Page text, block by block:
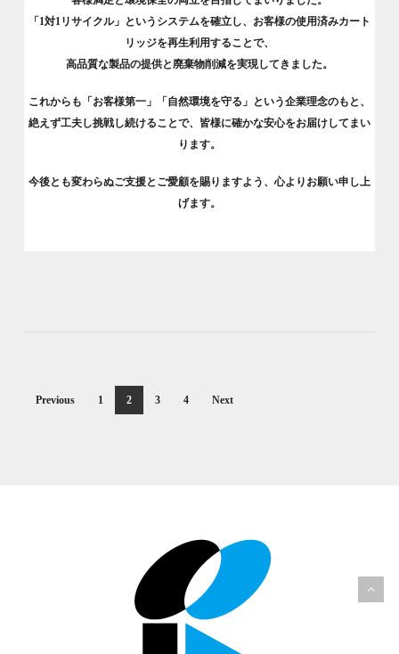
「1対1リサイクル」というシステムを確立し、お客様の使用済みカート
リッジを再生利用することで、
高品質な製品の提供と廃棄物削減を実現してきました。
これからも「お客様第一」「自然環境を守る」という企業理念のもと、
絶えず工夫し挑戦し続けることで、皆様に確かな安心をお届けしてまい
ります。
今後とも変わらぬご支援とご愛顧を賜りますよう、心よりお願い申し上
げます。
Previous 1 2 3 4 Next